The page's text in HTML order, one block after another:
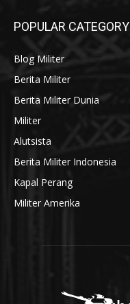
POPULAR CATEGORY
Blog Militer
Berita Militer
Berita Militer Dunia
Militer
Alutsista
Berita Militer Indonesia
Kapal Perang
Militer Amerika